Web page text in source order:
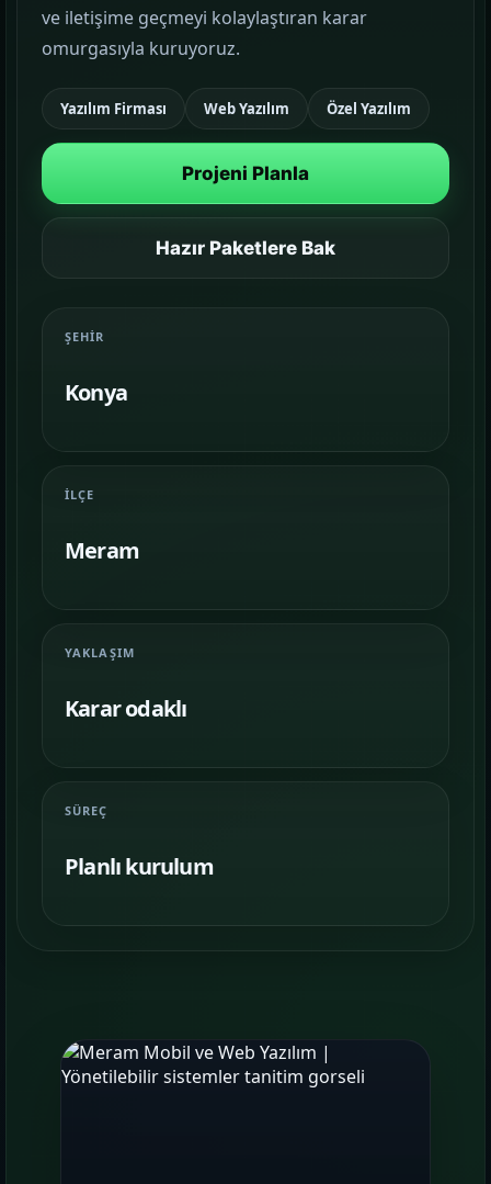
ARAMA GÖRÜNÜRLÜĞÜ
KAMPANYA YÖNETIMI
MARKA İLETIŞIMI
03 Temalar
ve iletişime geçmeyi kolaylaştıran karar
omurgasıyla kuruyoruz.
Yazılım Firması Web Yazılım Özel Yazılım
Projeni Planla
Hazır Paketlere Bak
ŞEHIR
Konya
İLÇE
Meram
YAKLAŞIM
Karar odaklı
SÜREÇ
Planlı kurulum